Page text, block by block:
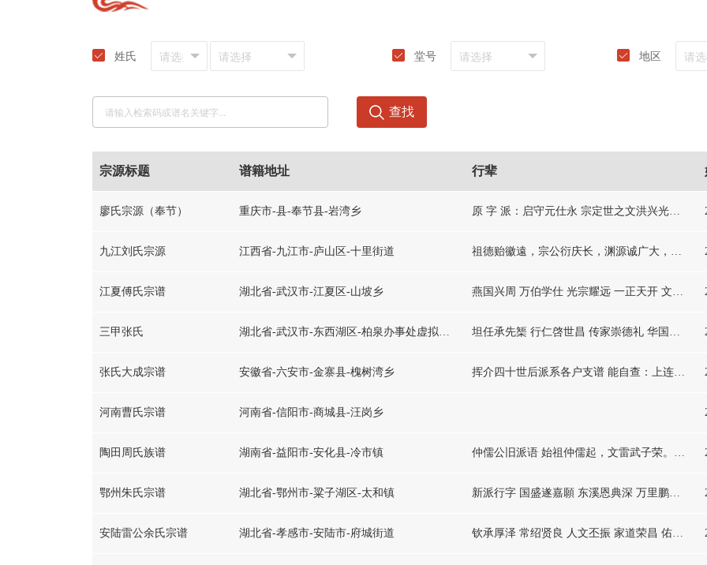
姓氏 堂号 地区
查找
宗源标题 谱籍地址 行辈
廖氏宗源（奉节） 重庆市-县-奉节县-岩湾乡 原 字 派：启守元仕永 宗定世之文洪兴光前远 玉顺大昌荣 新加字派：承贤尊孔孟 书礼继汉唐 祖训展雄志 德善驻家常 名臣佐治国 俊杰辅安邦
九江刘氏宗源 江西省-九江市-庐山区-十里街道 祖德贻徽遠，宗公衍庆长，渊源诚广大，祠续必蕃昌，文献家传美，忠良代有光，学全修愈茂，俊彦显华堂，诗礼崇先训，彝伦守典章，從兹庚蔼吉，谱策永同芳。
江夏傅氏宗谱 湖北省-武汉市-江夏区-山坡乡 燕国兴周 万伯学仕 光宗耀远 一正天开 文章定祥 卜世其昌 承先继绪 佑启永芳 贤良忠厚 仁义之邦 家声自大 祖德高扬 恭修吉利 党泽深长 怀源思本 春风满堂 群英毓秀 乐享泰康
三甲张氏 湖北省-武汉市-东西湖区-柏泉办事处虚拟街道 坦任承先榘 行仁啓世昌 传家崇德礼 华国进贤良 天人本合一 万有亦相通 民胞物吾与 心仪在大同
张氏大成宗谱 安徽省-六安市-金寨县-槐树湾乡 挥介四十世后派系各户支谱 能自查：上连接 五辈即： 垂昌盛远相 挥公肇宏绪，友吉炳成周， 善颂钦君子，师臣作汉模， 宗衍三溪秀，嗣昭六监图， 必昌崇有德，亿万世年符，
河南曹氏宗谱 河南省-信阳市-商城县-汪岗乡
陶田周氏族谱 湖南省-益阳市-安化县-冷市镇 仲儒公旧派语 始祖仲儒起，文雷武子荣。受仁义復祖，惟宗希尚承。 崇怀登正礼，万禩纪纲明。 仲锡公旧派语 迁南原仲锡，文宽阅十传。年远无考溯，为理富兴国（承）。 应时（永安）存德立，万代光宗先。 儒锡两房合修派语 世德（世泽）昌姫胄。 民国三十六年四宗合族派语 孝经昭典则。 与我陶田周氏德昌姫胄平等，我宗用到胄派止。 中华人民共和国公元一九九五年乙亥岁五宗统一合新派语 炎洪湘楚集，联宜贵至纯。真意同康乐，诗书裕后昆。 安化周氏侁公字沂滨裔第一届族谱三八九甲合谱新派语 炎洪湘楚集，修和兆吉祥。瓞绵宏旺
鄂州朱氏宗谱 湖北省-鄂州市-粱子湖区-太和镇 新派行字 国盛遂嘉願 东溪恩典深 万里鹏程远 硕彦振乾坤 连枝荆树乐 原是同根生 勋功呈起凤 历代济时新 遗绪流芳久 砚田子孙耕
安陆雷公余氏宗谱 湖北省-孝感市-安陆市-府城街道 钦承厚泽 常绍贤良 人文丕振 家道荣昌 佑启后进 遹迪前光 仁恩广大 俊杰显扬